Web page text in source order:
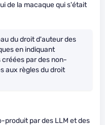
de la macaque qui s'était
du droit d'auteur des
en indiquant
par des non-
aux règles du droit
produit par des LLM et des